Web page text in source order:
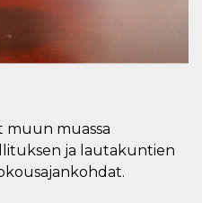
muun muassa
ja lautakuntien